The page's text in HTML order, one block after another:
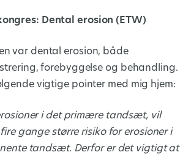
Dental erosion (ETW)
var dental erosion, både
forebyggelse og behandling.
vigtige pointer med mig hjem:
i det primære tandsæt, vil
gange større risiko for erosioner i
tandsæt. Derfor er det vigtigt at